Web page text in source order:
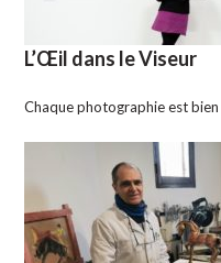
L’Œil dans le Viseur
Chaque photographie est bien